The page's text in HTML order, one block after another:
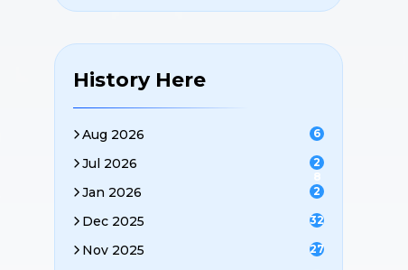
History Here
Aug 2026 6
Jul 2026
2
8
Jan 2026 2
Dec 2025 32
Nov 2025 27